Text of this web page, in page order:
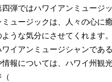
弾ではハワイアンミュージ
ュージックは、人々の心に
うな気分にさせてくれます。
イアンミュージシャンであ
情報については、ハワイ州観